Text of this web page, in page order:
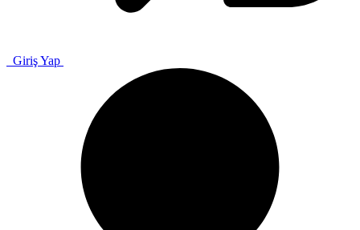
Giriş Yap